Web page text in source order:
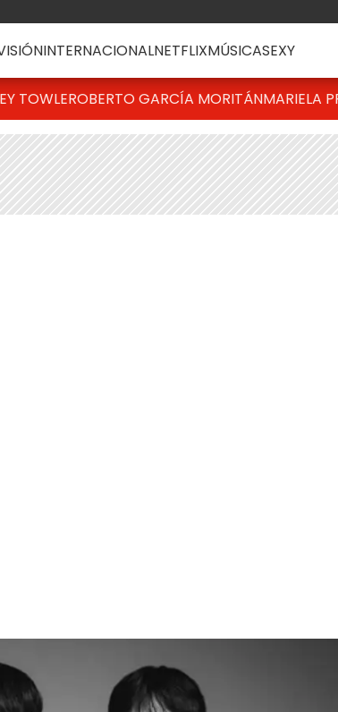
INTERNACIONALNETFLIXMÚSICASEXY
TOWLEROBERTO GARCÍA MORITÁNMARIELA